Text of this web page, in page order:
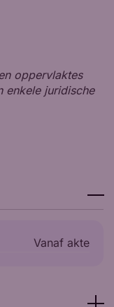
oppervlaktes
enkele juridische
vanaf akte